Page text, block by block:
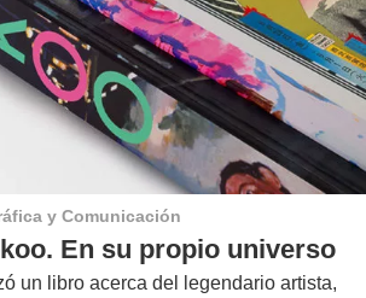
y Comunicación
En su propio universo
un libro acerca del legendario artista,